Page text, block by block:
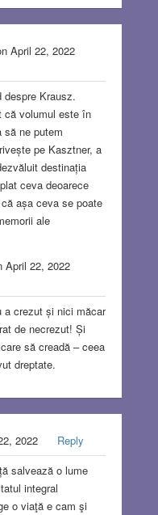
April 22, 2022
despre Krausz.
că volumul este în
să ne putem
pe Kasztner, a
destinația
ceva deoarece
așa ceva se poate
ale
April 22, 2022
a crezut și nici măcar
de necrezut! Și
să creadă – ceea
dreptate.
2022
Reply
salvează o lume
integral
o viaţă e cam şi